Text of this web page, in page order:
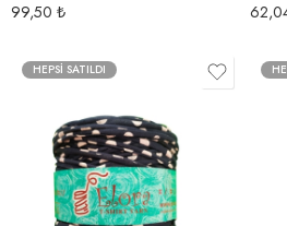
99,50 ₺
HEPSI SATILDI